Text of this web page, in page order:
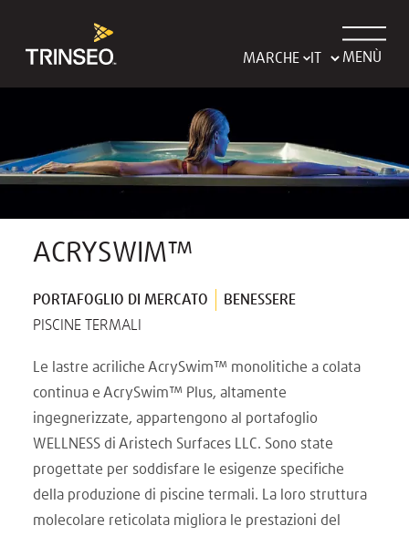
MARCHE MENÙ
ACRYSWIM™
PORTAFOGLIO DI MERCATO
BENESSERE
PISCINE TERMALI
Le lastre acriliche AcrySwim™ monolitiche a colata
continua e AcrySwim™ Plus, altamente
ingegnerizzate, appartengono al portafoglio
WELLNESS di Aristech Surfaces LLC. Sono state
progettate per soddisfare le esigenze specifiche
della produzione di piscine termali. La loro struttura
molecolare reticolata migliora le prestazioni del